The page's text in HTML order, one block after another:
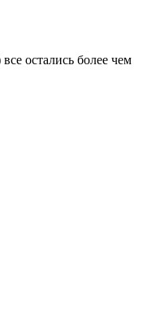
остались более чем